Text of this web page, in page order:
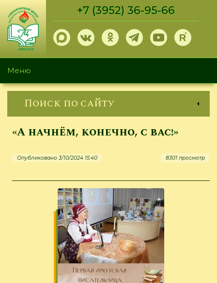
Перейти
основному
содержанию
+7 (3952) 36-95-66
Меню
Поиск по сайту
«А начнём, конечно, с вас!»
Опубликовано 3/10/2024 15:40 8301 просмотр